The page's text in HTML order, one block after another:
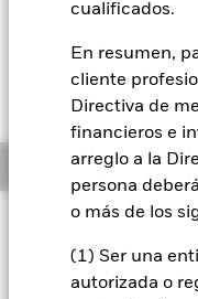
cualificados.
En resumen,
cliente
Directiva de
financieros e
arreglo a la
persona
o más de los
(1) Ser una
autorizada o
Nuestra compañía
Información
Filosofía de
Il Fondo punta a
dall’investimento